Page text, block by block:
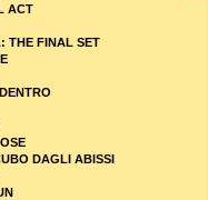
ACT
THE FINAL SET
DAGLI ABISSI